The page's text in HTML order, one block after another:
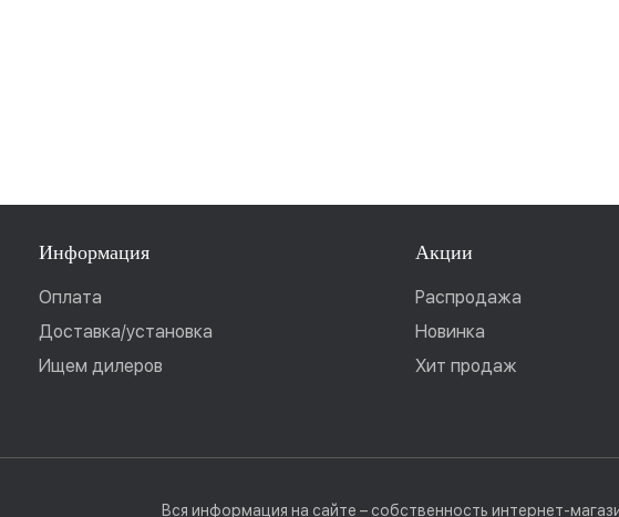
Информация
Оплата
Доставка/установка
Ищем дилеров
Акции
Распродажа
Новинка
Хит продаж
Вся информация на сайте – собственность интернет-